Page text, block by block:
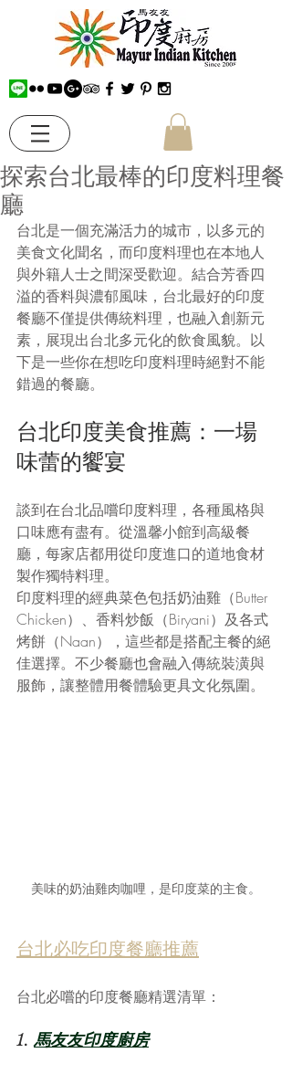
探索台北最棒的印度料理餐
廳
台北是一個充滿活力的城市，以多元的
美食文化聞名，而印度料理也在本地人
與外籍人士之間深受歡迎。結合芳香四
溢的香料與濃郁風味，台北最好的印度
餐廳不僅提供傳統料理，也融入創新元
素，展現出台北多元化的飲食風貌。以
下是一些你在想吃印度料理時絕對不能
錯過的餐廳。
台北印度美食推薦：一場
味蕾的饗宴
談到在台北品嚐印度料理，各種風格與
口味應有盡有。從溫馨小館到高級餐
廳，每家店都用從印度進口的道地食材
製作獨特料理。
印度料理的經典菜色包括奶油雞（Butter
Chicken）、香料炒飯（Biryani）及各式
烤餅（Naan），這些都是搭配主餐的絕
佳選擇。不少餐廳也會融入傳統裝潢與
服飾，讓整體用餐體驗更具文化氛圍。
美味的奶油雞肉咖哩，是印度菜的主食。
台北必吃印度餐廳推薦
台北必嚐的印度餐廳精選清單：
1. 馬友友印度廚房